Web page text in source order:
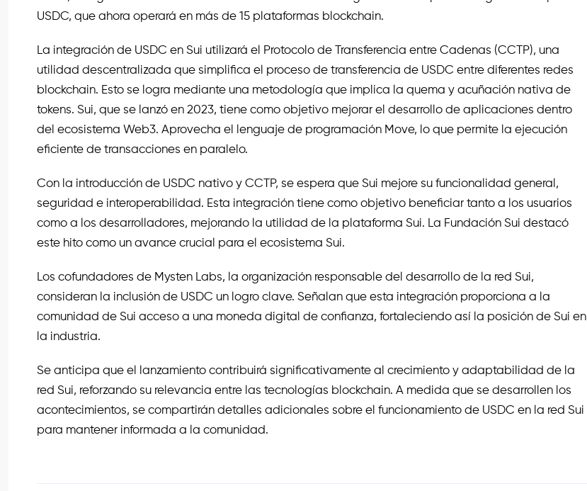
USDC, que ahora operará en más de 15 plataformas blockchain.
La integración de USDC en Sui utilizará el Protocolo de Transferencia entre Cadenas (CCTP), una
utilidad descentralizada que simplifica el proceso de transferencia de USDC entre diferentes redes
blockchain. Esto se logra mediante una metodología que implica la quema y acuñación nativa de
tokens. Sui, que se lanzó en 2023, tiene como objetivo mejorar el desarrollo de aplicaciones dentro
del ecosistema Web3. Aprovecha el lenguaje de programación Move, lo que permite la ejecución
eficiente de transacciones en paralelo.
Con la introducción de USDC nativo y CCTP, se espera que Sui mejore su funcionalidad general,
seguridad e interoperabilidad. Esta integración tiene como objetivo beneficiar tanto a los usuarios
como a los desarrolladores, mejorando la utilidad de la plataforma Sui. La Fundación Sui destacó
este hito como un avance crucial para el ecosistema Sui.
Los cofundadores de Mysten Labs, la organización responsable del desarrollo de la red Sui,
consideran la inclusión de USDC un logro clave. Señalan que esta integración proporciona a la
comunidad de Sui acceso a una moneda digital de confianza, fortaleciendo así la posición de Sui en
la industria.
Se anticipa que el lanzamiento contribuirá significativamente al crecimiento y adaptabilidad de la
red Sui, reforzando su relevancia entre las tecnologías blockchain. A medida que se desarrollen los
acontecimientos, se compartirán detalles adicionales sobre el funcionamiento de USDC en la red Sui
para mantener informada a la comunidad.